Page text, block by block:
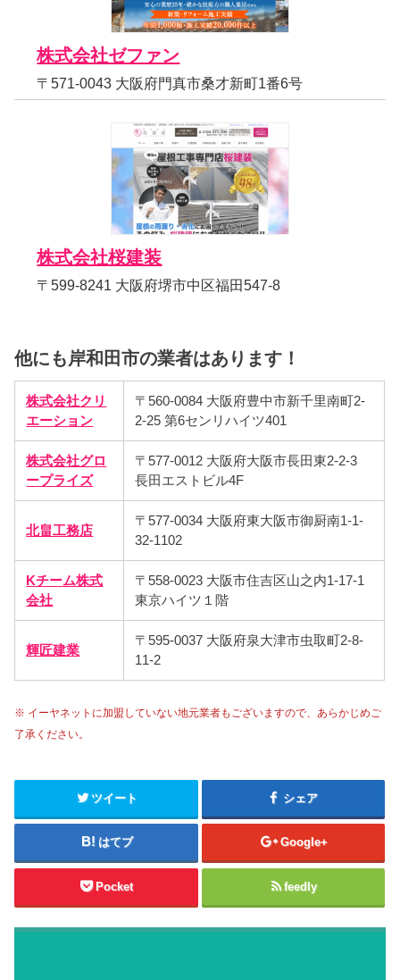
株式会社ゼファン
〒571-0043 大阪府門真市桑才新町1番6号
株式会社桜建装
〒599-8241 大阪府堺市中区福田547-8
他にも岸和田市の業者はあります！
株式会社クリ
エーション
〒560-0084 大阪府豊中市新千里南町2-
2-25 第6センリハイツ401
株式会社グロ
ープライズ
〒577-0012 大阪府大阪市長田東2-2-3
長田エストビル4F
北畠工務店
〒577-0034 大阪府東大阪市御厨南1-1-
32-1102
Kチーム株式
会社
〒558-0023 大阪市住吉区山之内1-17-1
東京ハイツ１階
輝匠建業
〒595-0037 大阪府泉大津市虫取町2-8-
11-2
※ イーヤネットに加盟していない地元業者もございますので、あらかじめご
了承ください。
ツイート シェア
はてブ Google+
Pocket feedly